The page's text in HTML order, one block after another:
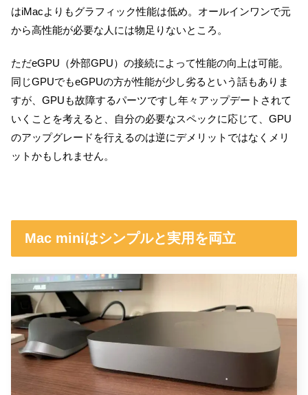
はiMacよりもグラフィック性能は低め。オールインワンで元
から高性能が必要な人には物足りないところ。
ただeGPU（外部GPU）の接続によって性能の向上は可能。
同じGPUでもeGPUの方が性能が少し劣るという話もありま
すが、GPUも故障するパーツですし年々アップデートされて
いくことを考えると、自分の必要なスペックに応じて、GPU
のアップグレードを行えるのは逆にデメリットではなくメリ
ットかもしれません。
Mac miniはシンプルと実用を両立